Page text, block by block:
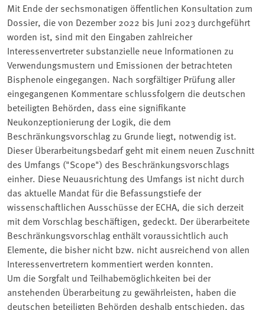
Mit Ende der sechsmonatigen öffentlichen Konsultation zum
Dossier, die von Dezember 2022 bis Juni 2023 durchgeführt
worden ist, sind mit den Eingaben zahlreicher
Interessenvertreter substanzielle neue Informationen zu
Verwendungsmustern und Emissionen der betrachteten
Bisphenole eingegangen. Nach sorgfältiger Prüfung aller
eingegangenen Kommentare schlussfolgern die deutschen
beteiligten Behörden, dass eine signifikante
Neukonzeptionierung der Logik, die dem
Beschränkungsvorschlag zu Grunde liegt, notwendig ist.
Dieser Überarbeitungsbedarf geht mit einem neuen Zuschnitt
des Umfangs ("Scope") des Beschränkungsvorschlags
einher. Diese Neuausrichtung des Umfangs ist nicht durch
das aktuelle Mandat für die Befassungstiefe der
wissenschaftlichen Ausschüsse der ECHA, die sich derzeit
mit dem Vorschlag beschäftigen, gedeckt. Der überarbeitete
Beschränkungsvorschlag enthält voraussichtlich auch
Elemente, die bisher nicht bzw. nicht ausreichend von allen
Interessenvertretern kommentiert werden konnten.
Um die Sorgfalt und Teilhabemöglichkeiten bei der
anstehenden Überarbeitung zu gewährleisten, haben die
deutschen beteiligten Behörden deshalb entschieden, das